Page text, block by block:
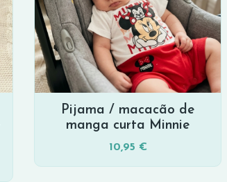
Pijama / macacão de
manga curta Minnie
10,95 €